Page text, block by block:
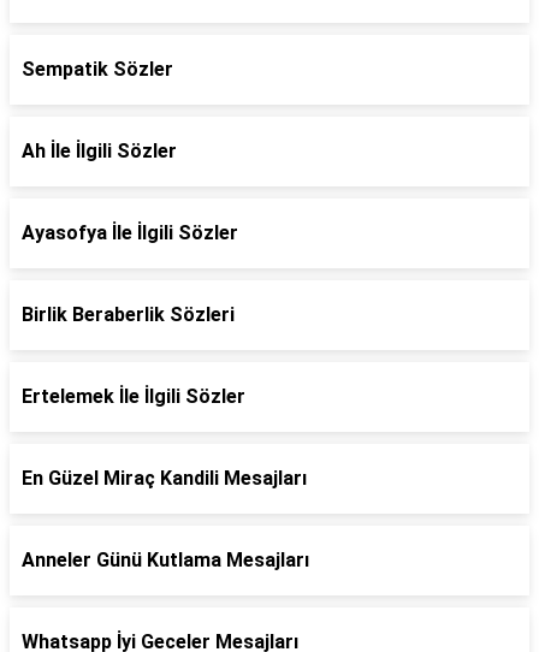
Sempatik Sözler
Ah İle İlgili Sözler
Ayasofya İle İlgili Sözler
Birlik Beraberlik Sözleri
Ertelemek İle İlgili Sözler
En Güzel Miraç Kandili Mesajları
Anneler Günü Kutlama Mesajları
Whatsapp İyi Geceler Mesajları